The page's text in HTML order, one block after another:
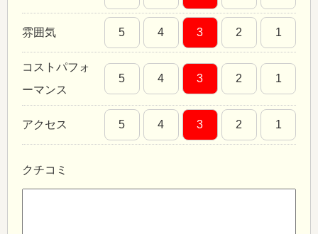
雰囲気 5 4 3 2 1
コストパフォ
ーマンス
5 4 3 2 1
アクセス 5 4 3 2 1
クチコミ